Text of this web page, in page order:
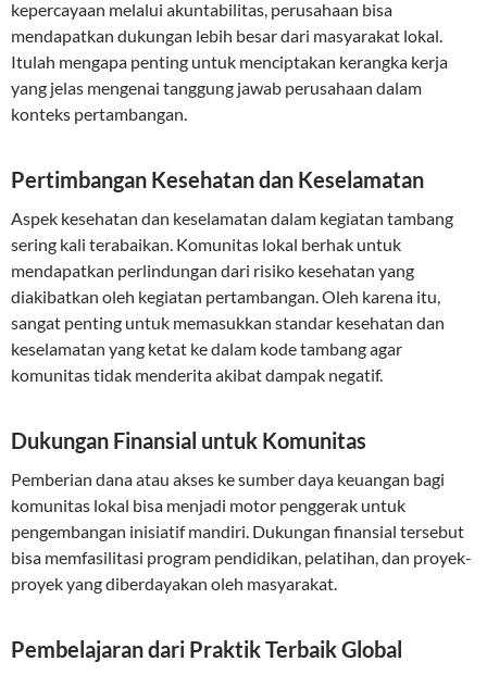
kepercayaan melalui akuntabilitas, perusahaan bisa
mendapatkan dukungan lebih besar dari masyarakat lokal.
Itulah mengapa penting untuk menciptakan kerangka kerja
yang jelas mengenai tanggung jawab perusahaan dalam
konteks pertambangan.
Pertimbangan Kesehatan dan Keselamatan
Aspek kesehatan dan keselamatan dalam kegiatan tambang
sering kali terabaikan. Komunitas lokal berhak untuk
mendapatkan perlindungan dari risiko kesehatan yang
diakibatkan oleh kegiatan pertambangan. Oleh karena itu,
sangat penting untuk memasukkan standar kesehatan dan
keselamatan yang ketat ke dalam kode tambang agar
komunitas tidak menderita akibat dampak negatif.
Dukungan Finansial untuk Komunitas
Pemberian dana atau akses ke sumber daya keuangan bagi
komunitas lokal bisa menjadi motor penggerak untuk
pengembangan inisiatif mandiri. Dukungan finansial tersebut
bisa memfasilitasi program pendidikan, pelatihan, dan proyek-
proyek yang diberdayakan oleh masyarakat.
Pembelajaran dari Praktik Terbaik Global